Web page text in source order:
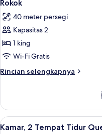
foto
untuk
Kamar,
1
Tempat
Tidur
difabel,
Bebas
Asap
Rokok
40 meter persegi
Kapasitas 2
1 king
Wi-Fi Gratis
Rincian selengkapnya
Rincian
Kamar,
Tempat
Lihat
7
Kamar, 2 Tempat Tidur